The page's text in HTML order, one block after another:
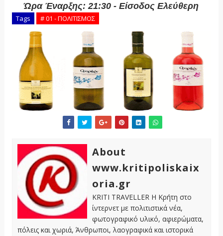
Ώρα Έναρξης: 21:30 - Είσοδος Ελεύθερη
Tags # 01 - ΠΟΛΙΤΙΣΜΟΣ
About
www.kritipoliskaix
oria.gr
KRITI TRAVELLER Η Κρήτη στο
ίντερνετ με πολιτιστικά νέα,
φωτογραφικό υλικό, αφιερώματα,
πόλεις και χωριά, Άνθρωποι, λαογραφικά και ιστορικά